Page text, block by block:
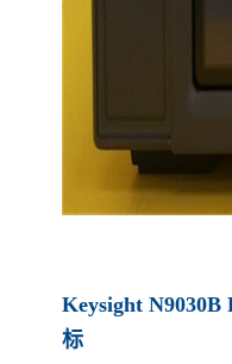
Keysight
标